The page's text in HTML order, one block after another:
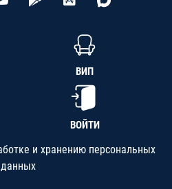
ВИП
ВОЙТИ
и хранению персональных
данных